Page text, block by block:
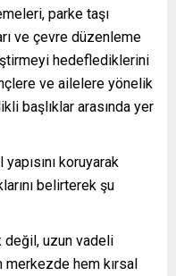
parke taşı
ve çevre düzenleme
hedeflediklerini
ve ailelere yönelik
başlıklar arasında yer
yapısını koruyarak
belirterek şu
değil, uzun vadeli
merkezde hem kırsal